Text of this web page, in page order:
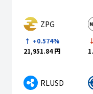
ZPG
+0.574%
21,951.84 円
RLUSD